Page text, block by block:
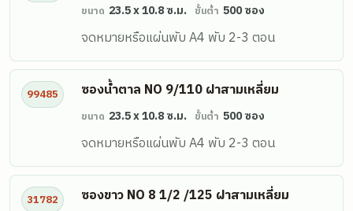
ขนาด 23.5 x 10.8 ซ.ม. ขั้นต่ำ 500 ซอง
จดหมายหรือแผ่นพับ A4 พับ 2-3 ตอน
99485 ซองน้ำตาล NO 9/110 ฝาสามเหลี่ยม
ขนาด 23.5 x 10.8 ซ.ม. ขั้นต่ำ 500 ซอง
จดหมายหรือแผ่นพับ A4 พับ 2-3 ตอน
31782 ซองขาว NO 8 1/2 /125 ฝาสามเหลี่ยม